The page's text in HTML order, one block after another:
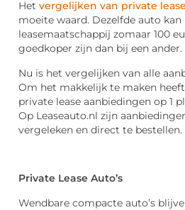
Het vergelijken van private lease
moeite waard. Dezelfde auto kan
leasemaatschappij zomaar 100
goedkoper zijn dan bij een ander.
Nu is het vergelijken van alle
Om het makkelijk te maken heeft
private lease aanbiedingen op 1
Op Leaseauto.nl zijn
vergeleken en direct te bestellen.
Private Lease Auto’s
Wendbare compacte auto’s